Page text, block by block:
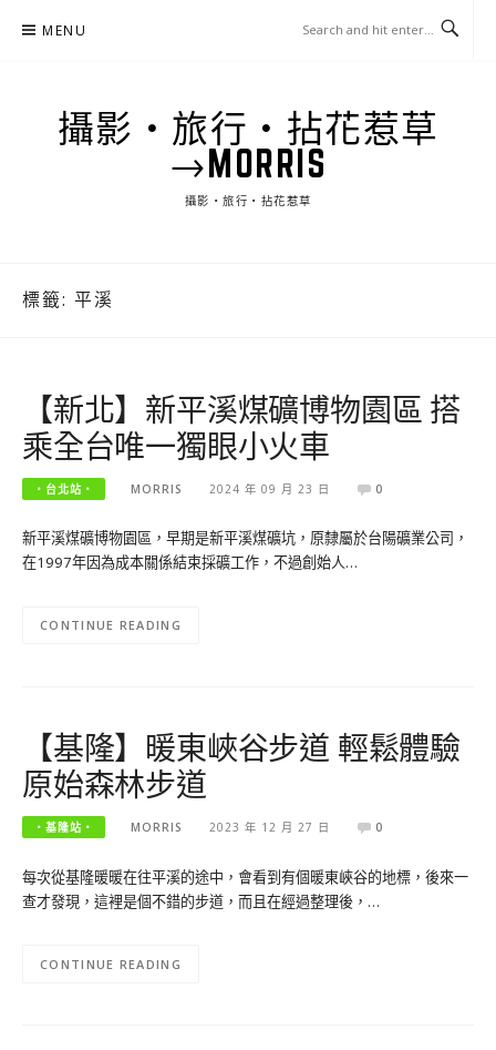
MENU
攝影‧旅行‧拈花惹草
→MORRIS
攝影‧旅行‧拈花惹草
標籤: 平溪
【新北】新平溪煤礦博物園區 搭
乘全台唯一獨眼小火車
‧台北站‧ MORRIS 2024 年 09 月 23 日 0
新平溪煤礦博物園區，早期是新平溪煤礦坑，原隸屬於台陽礦業公司，
在1997年因為成本關係結束採礦工作，不過創始人…
CONTINUE READING
【基隆】暖東峽谷步道 輕鬆體驗
原始森林步道
‧基隆站‧ MORRIS 2023 年 12 月 27 日 0
每次從基隆暖暖在往平溪的途中，會看到有個暖東峽谷的地標，後來一
查才發現，這裡是個不錯的步道，而且在經過整理後，…
CONTINUE READING